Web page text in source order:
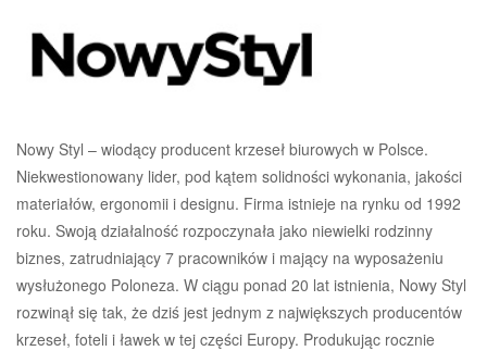
Nowy Styl – wiodący producent krzeseł biurowych w Polsce.
Niekwestionowany lider, pod kątem solidności wykonania, jakości
materiałów, ergonomii i designu. Firma istnieje na rynku od 1992
roku. Swoją działalność rozpoczynała jako niewielki rodzinny
biznes, zatrudniający 7 pracowników i mający na wyposażeniu
wysłużonego Poloneza. W ciągu ponad 20 lat istnienia, Nowy Styl
rozwinął się tak, że dziś jest jednym z największych producentów
krzeseł, foteli i ławek w tej części Europy. Produkując rocznie